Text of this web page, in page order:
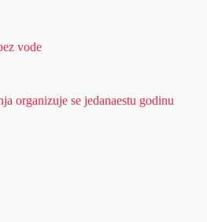
vode
organizuje se jedanaestu godinu